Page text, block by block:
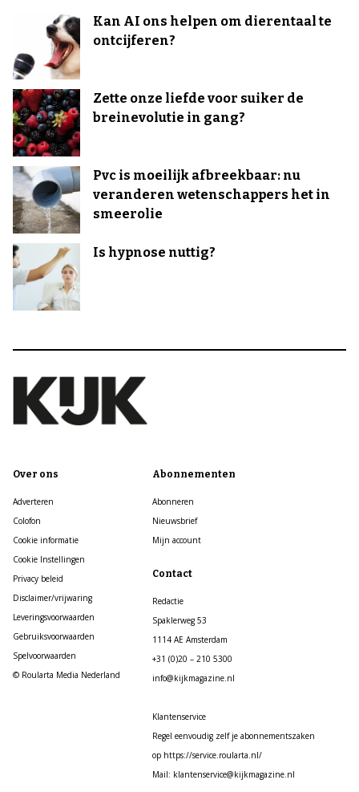
Kan AI ons helpen om dierentaal te
ontcijferen?
Zette onze liefde voor suiker de
breinevolutie in gang?
Pvc is moeilijk afbreekbaar: nu
veranderen wetenschappers het in
smeerolie
Is hypnose nuttig?
Over ons
Adverteren
Colofon
Cookie informatie
Cookie Instellingen
Privacy beleid
Disclaimer/vrijwaring
Leveringsvoorwaarden
Gebruiksvoorwaarden
Spelvoorwaarden
© Roularta Media Nederland
Abonnementen
Abonneren
Nieuwsbrief
Mijn account
Contact
Redactie
Spaklerweg 53
1114 AE Amsterdam
+31 (0)20 – 210 5300
info@kijkmagazine.nl
Klantenservice
Regel eenvoudig zelf je abonnementszaken
op https://service.roularta.nl/
Mail: klantenservice@kijkmagazine.nl